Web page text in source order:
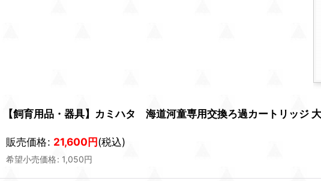
【飼育用品・器具】カミハタ 海道河童専用交換ろ過カートリッジ
販売価格: 21,600円(税込)
希望小売価格: 1,050円